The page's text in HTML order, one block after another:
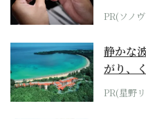
PR(ソノ
静かな
がり、
ホテル
PR(星野